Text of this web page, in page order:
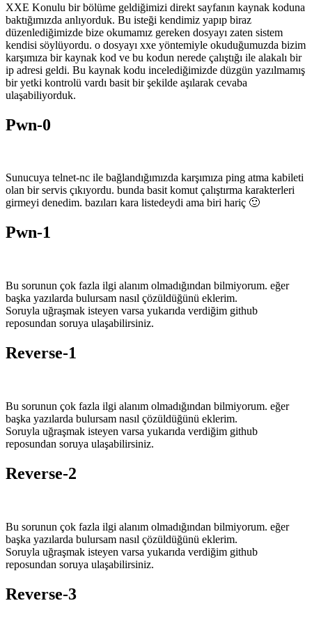
XXE Konulu bir bölüme geldiğimizi direkt sayfanın kaynak koduna
baktığımızda anlıyorduk. Bu isteği kendimiz yapıp biraz
düzenlediğimizde bize okumamız gereken dosyayı zaten sistem
kendisi söylüyordu. o dosyayı xxe yöntemiyle okuduğumuzda bizim
karşımıza bir kaynak kod ve bu kodun nerede çalıştığı ile alakalı bir
ip adresi geldi. Bu kaynak kodu incelediğimizde düzgün yazılmamış
bir yetki kontrolü vardı basit bir şekilde aşılarak cevaba
ulaşabiliyorduk.
Pwn-0
Sunucuya telnet-nc ile bağlandığımızda karşımıza ping atma kabileti
olan bir servis çıkıyordu. bunda basit komut çalıştırma karakterleri
girmeyi denedim. bazıları kara listedeydi ama biri hariç 🙂
Pwn-1
Bu sorunun çok fazla ilgi alanım olmadığından bilmiyorum. eğer
başka yazılarda bulursam nasıl çözüldüğünü eklerim.
Soruyla uğraşmak isteyen varsa yukarıda verdiğim github
reposundan soruya ulaşabilirsiniz.
Reverse-1
Bu sorunun çok fazla ilgi alanım olmadığından bilmiyorum. eğer
başka yazılarda bulursam nasıl çözüldüğünü eklerim.
Soruyla uğraşmak isteyen varsa yukarıda verdiğim github
reposundan soruya ulaşabilirsiniz.
Reverse-2
Bu sorunun çok fazla ilgi alanım olmadığından bilmiyorum. eğer
başka yazılarda bulursam nasıl çözüldüğünü eklerim.
Soruyla uğraşmak isteyen varsa yukarıda verdiğim github
reposundan soruya ulaşabilirsiniz.
Reverse-3